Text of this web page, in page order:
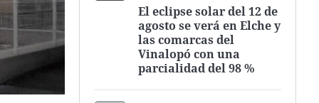
El eclipse solar del 12 de
agosto se verá en Elche y
las comarcas del
Vinalopó con una
parcialidad del 98 %